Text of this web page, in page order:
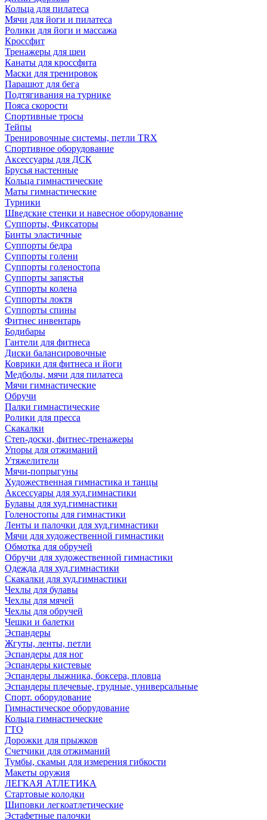
Кольца для пилатеса
Мячи для йоги и пилатеса
Ролики для йоги и массажа
Кроссфит
Тренажеры для шеи
Канаты для кроссфита
Маски для тренировок
Парашют для бега
Подтягивания на турнике
Пояса скорости
Спортивные тросы
Тейпы
Тренировочные системы, петли TRX
Спортивное оборудование
Аксессуары для ДСК
Брусья настенные
Кольца гимнастические
Маты гимнастические
Турники
Шведские стенки и навесное оборудование
Суппорты, Фиксаторы
Бинты эластичные
Суппорты бедра
Суппорты голени
Суппорты голеностопа
Суппорты запястья
Суппорты колена
Суппорты локтя
Суппорты спины
Фитнес инвентарь
Бодибары
Гантели для фитнеса
Диски балансировочные
Коврики для фитнеса и йоги
Медболы, мячи для пилатеса
Мячи гимнастические
Обручи
Палки гимнастические
Ролики для пресса
Скакалки
Степ-доски, фитнес-тренажеры
Упоры для отжиманий
Утяжелители
Мячи-попрыгуны
Художественная гимнастика и танцы
Аксессуары для худ.гимнастики
Булавы для худ.гимнастики
Голеностопы для гимнастики
Ленты и палочки для худ.гимнастики
Мячи для художественной гимнастики
Обмотка для обручей
Обручи для художественной гимнастики
Одежда для худ.гимнастики
Скакалки для худ.гимнастики
Чехлы для булавы
Чехлы для мячей
Чехлы для обручей
Чешки и балетки
Эспандеры
Жгуты, ленты, петли
Эспандеры для ног
Эспандеры кистевые
Эспандеры лыжника, боксера, пловца
Эспандеры плечевые, грудные, универсальные
Спорт. оборудование
Гимнастическое оборудование
Кольца гимнастические
ГТО
Дорожки для прыжков
Счетчики для отжиманий
Тумбы, скамьи для измерения гибкости
Макеты оружия
ЛЕГКАЯ АТЛЕТИКА
Стартовые колодки
Шиповки легкоатлетические
Эстафетные палочки